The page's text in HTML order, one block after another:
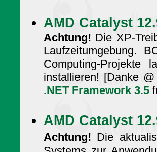
AMD Catalyst
Achtung! Die XP-
Laufzeitumgebung.
Computing-
installieren! [Danke
.NET Framework 3.5
AMD Catalyst
Achtung! Die